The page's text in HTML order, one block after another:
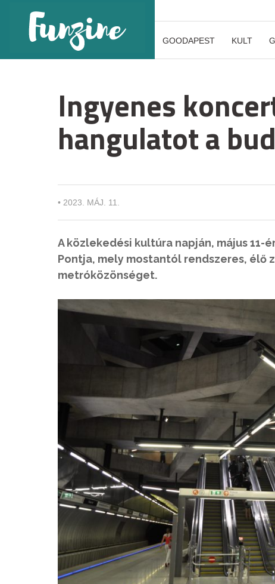
GOODAPEST KULT
Ingyenes
hangulatot a
• 2023. MÁJ. 11.
A közlekedési kultúra napján, május 11-
Pontja, mely mostantól rendszeres,
metróközönséget.